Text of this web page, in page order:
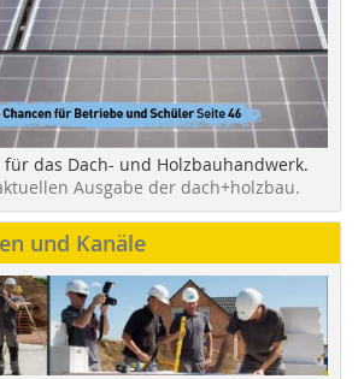
für das Dach- und Holzbauhandwerk.
Ausgabe der dach+holzbau.
und Kanäle